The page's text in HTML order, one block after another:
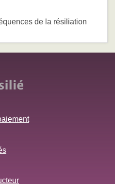
de la résiliation